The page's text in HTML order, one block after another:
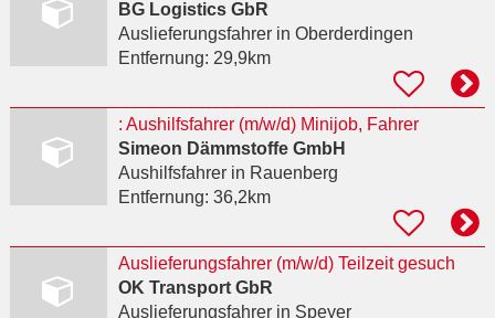
BG Logistics GbR
Auslieferungsfahrerin Oberderdingen
Entfernung: 29,9km
: Aushilfsfahrer (m/w/d) Minijob, Fahrer
Simeon Dämmstoffe GmbH
Aushilfsfahrerin Rauenberg
Entfernung: 36,2km
Auslieferungsfahrer (m/w/d) Teilzeit gesuch
OK Transport GbR
Auslieferungsfahrerin Speyer